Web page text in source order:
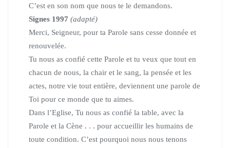
C’est en son nom que nous te le demandons.
Signes 1997 (adapté)
Merci, Seigneur, pour ta Parole sans cesse donnée et
renouvelée.
Tu nous as confié cette Parole et tu veux que tout en
chacun de nous, la chair et le sang, la pensée et les
actes, notre vie tout entière, deviennent une parole de
Toi pour ce monde que tu aimes.
Dans l’Eglise, Tu nous as confié la table, avec la
Parole et la Cène . . . pour accueillir les humains de
toute condition. C’est pourquoi nous nous tenons